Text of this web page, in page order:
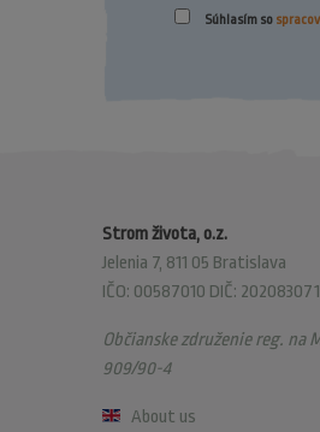
Súhlasím so
Strom života, o.z.
Jelenia 7, 811 05 Bratislava
IČO: 00587010 DIČ:
Občianske združenie reg. na
909/90-4
About us